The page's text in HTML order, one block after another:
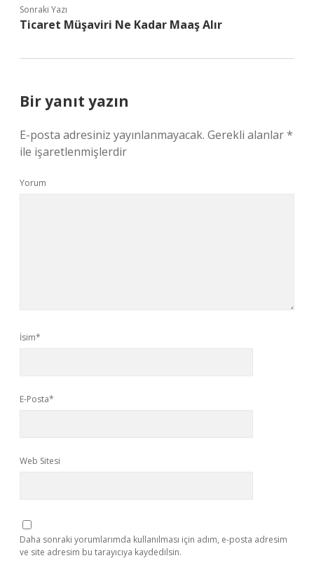
Sonraki Yazı
Ticaret Müşaviri Ne Kadar Maaş Alır
Bir yanıt yazın
E-posta adresiniz yayınlanmayacak. Gerekli alanlar*
ile işaretlenmişlerdir
Yorum
İsim*
E-Posta*
Web Sitesi
Daha sonraki yorumlarımda kullanılması için adım, e-posta adresim
ve site adresim bu tarayıcıya kaydedilsin.